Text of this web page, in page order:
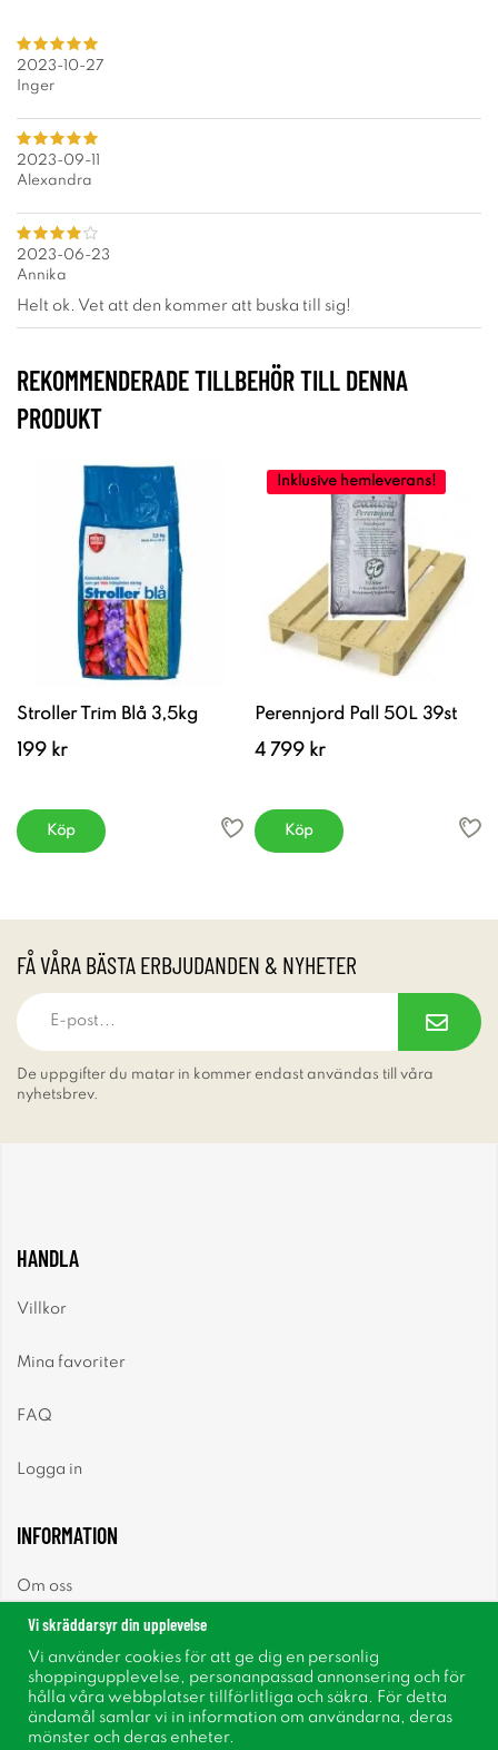
2023-10-27
Inger
2023-09-11
Alexandra
2023-06-23
Annika
Helt ok. Vet att den kommer att buska till sig!
REKOMMENDERADE TILLBEHÖR TILL DENNA
PRODUKT
Stroller Trim Blå 3,5kg
199 kr
Köp
Inklusive hemleverans!
Perennjord Pall 50L 39st
4 799 kr
Köp
FÅ VÅRA BÄSTA ERBJUDANDEN & NYHETER
De uppgifter du matar in kommer endast användas till våra
nyhetsbrev.
HANDLA
Villkor
Mina favoriter
FAQ
Logga in
INFORMATION
Om oss
Nyhetsbrev
Om cookies
Vi skräddarsyr din upplevelse
Vi använder cookies för att ge dig en personlig
shoppingupplevelse, personanpassad annonsering och för
hålla våra webbplatser tillförlitliga och säkra. För detta
ändamål samlar vi in information om användarna, deras
mönster och deras enheter.